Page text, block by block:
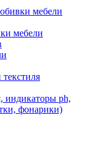
мебели
мебели
индикаторы ph,
фонарики)